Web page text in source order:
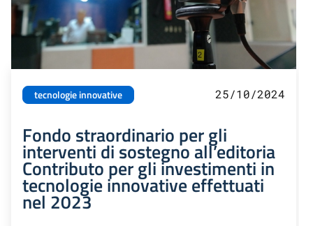
tecnologie innovative 25/10/2024
Fondo straordinario per gli
interventi di sostegno all’editoria
Contributo per gli investimenti in
tecnologie innovative effettuati
nel 2023